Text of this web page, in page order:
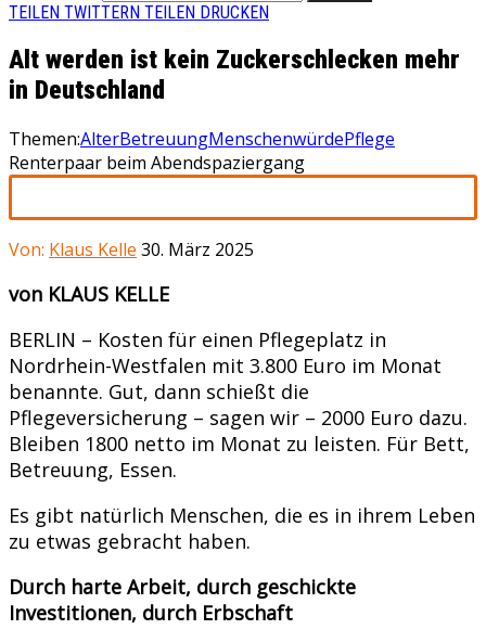
TEILEN TWITTERN TEILEN DRUCKEN
Alt werden ist kein Zuckerschlecken mehr
in Deutschland
Themen:AlterBetreuungMenschenwürdePflege
Renterpaar beim Abendspaziergang
Von: Klaus Kelle 30. März 2025
von KLAUS KELLE
BERLIN – Kosten für einen Pflegeplatz in
Nordrhein-Westfalen mit 3.800 Euro im Monat
benannte. Gut, dann schießt die
Pflegeversicherung – sagen wir – 2000 Euro dazu.
Bleiben 1800 netto im Monat zu leisten. Für Bett,
Betreuung, Essen.
Es gibt natürlich Menschen, die es in ihrem Leben
zu etwas gebracht haben.
Durch harte Arbeit, durch geschickte
Investitionen, durch Erbschaft